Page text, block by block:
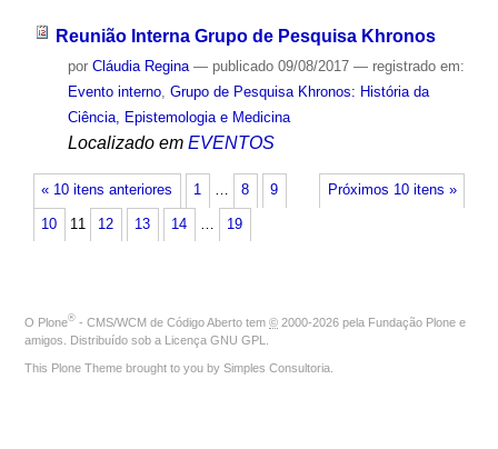
Reunião Interna Grupo de Pesquisa Khronos
por Cláudia Regina — publicado09/08/2017 — registrado em:
Evento interno, Grupo de Pesquisa Khronos: História da
Ciência, Epistemologia e Medicina
Localizado em EVENTOS
« 10 itens anteriores Próximos 10 itens »
1 … 8 9
10 11 12 13 14 … 19
O Plone® - CMS/WCM de Código Aberto tem © 2000-2026 pela Fundação Plone e
amigos. Distribuído sob a Licença GNU GPL
This Plone Theme brought to you by Simples Consultoria